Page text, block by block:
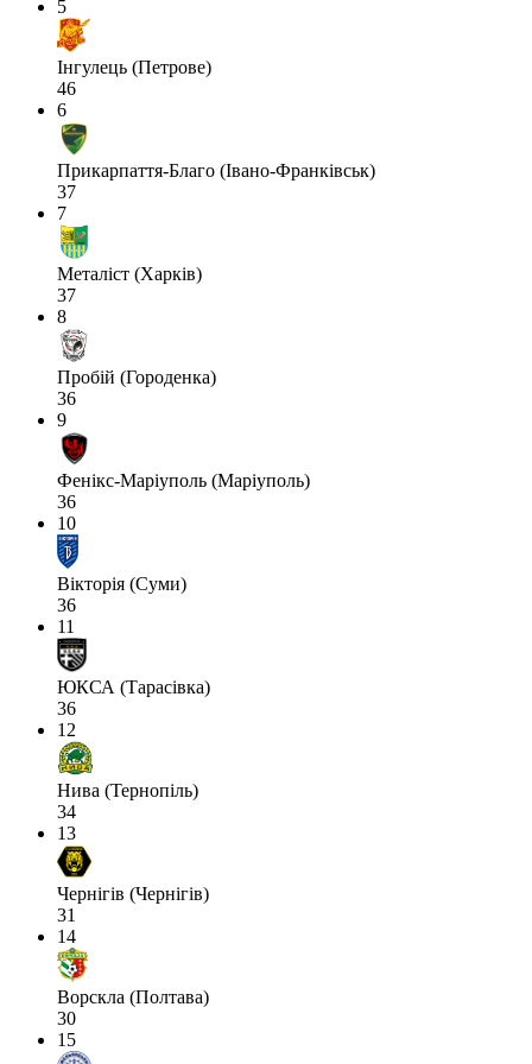
5
Інгулець (Петрове)
46
6
Прикарпаття-Благо (Івано-Франківськ)
37
7
Металіст (Харків)
37
8
Пробій (Городенка)
36
9
Фенікс-Маріуполь (Маріуполь)
36
10
Вікторія (Суми)
36
11
ЮКСА (Тарасівка)
36
12
Нива (Тернопіль)
34
13
Чернігів (Чернігів)
31
14
Ворскла (Полтава)
30
15